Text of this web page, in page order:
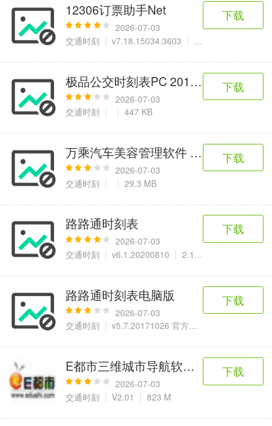
12306订票助手Net
2026-07-03
交通时刻
v7.18.15034.3603 6.82 MB
下载
极品公交时刻表PC 2013.05.06
2026-07-03
交通时刻
447 KB
下载
万乘汽车美容管理软件 2011 V4.2.2
2026-07-03
交通时刻
29.3 MB
下载
路路通时刻表
2026-07-03
交通时刻
v6.1.20200810 2.11 MB
下载
路路通时刻表电脑版
2026-07-03
交通时刻
v5.7.20171026 官方版
下载
E都市三维城市导航软件 2011 试用版
2026-07-03
交通时刻
V2.01 823 M
下载